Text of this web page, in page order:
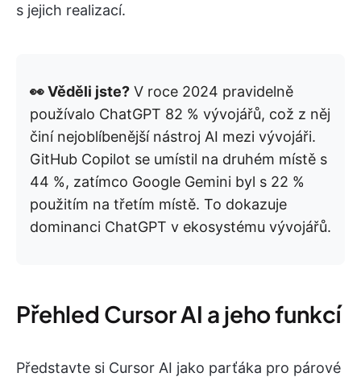
s jejich realizací.
👀 Věděli jste? V roce 2024 pravidelně
používalo ChatGPT 82 % vývojářů, což z něj
činí nejoblíbenější nástroj AI mezi vývojáři.
GitHub Copilot se umístil na druhém místě s
44 %, zatímco Google Gemini byl s 22 %
použitím na třetím místě. To dokazuje
dominanci ChatGPT v ekosystému vývojářů.
Přehled Cursor AI a jeho funkcí
Představte si Cursor AI jako parťáka pro párové